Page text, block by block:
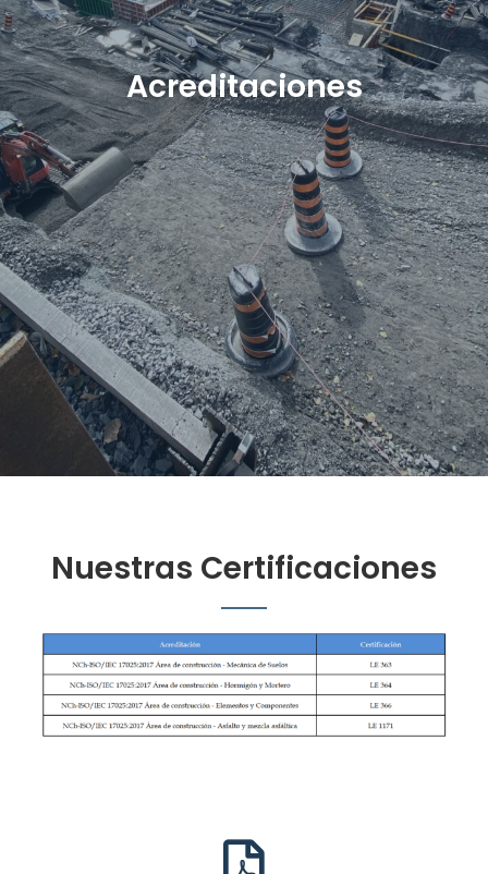
Acreditaciones
Nuestras Certificaciones